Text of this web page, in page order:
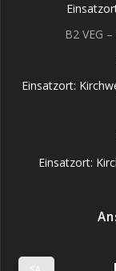
B2 VEG
Einsatzort:
Einsatzort: